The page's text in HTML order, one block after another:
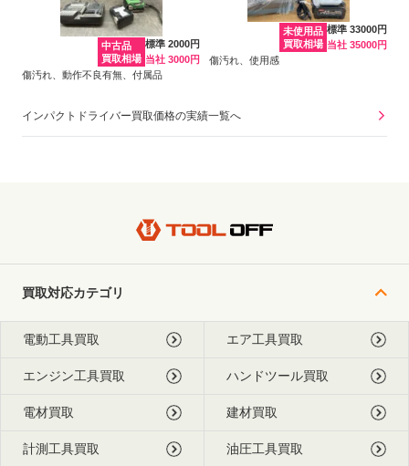
中古品
買取相場
標準 2000円
当社 3000円
傷汚れ、動作不良有無、付属品
未使用品
買取相場
標準 33000円
当社 35000円
傷汚れ、使用感
インパクトドライバー買取価格の実績一覧へ
買取対応カテゴリ
電動工具買取 エア工具買取
エンジン工具買取 ハンドツール買取
電材買取 建材買取
計測工具買取 油圧工具買取